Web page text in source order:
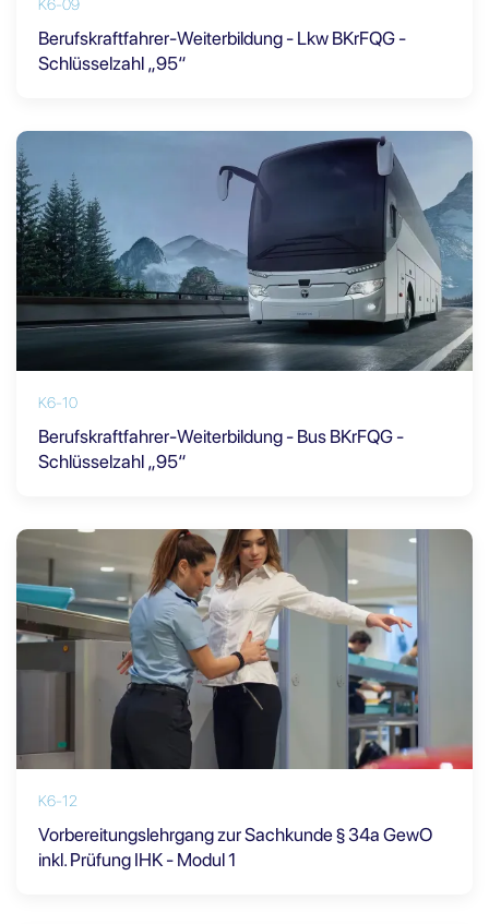
K6-09
Berufskraftfahrer-Weiterbildung - Lkw BKrFQG -
Schlüsselzahl „95“
K6-10
Berufskraftfahrer-Weiterbildung - Bus BKrFQG -
Schlüsselzahl „95“
K6-12
Vorbereitungslehrgang zur Sachkunde § 34a GewO
inkl. Prüfung IHK - Modul 1